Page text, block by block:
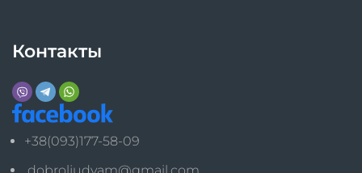
Контакты
+38(093)177-58-09